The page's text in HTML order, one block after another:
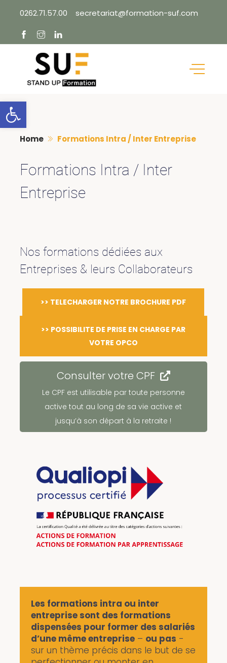
Ouvrir la barre d’outils
content
0262.71.57.00 secretariat@formation-suf.com
Home Formations Intra / Inter Entreprise
Formations Intra / Inter
Entreprise
Nos formations dédiées aux
Entreprises & leurs Collaborateurs
>> TELECHARGER NOTRE BROCHURE PDF
>> POSSIBILITE DE PRISE EN CHARGE PAR
VOTRE OPCO
Consulter votre CPF
Le CPF est utilisable par toute personne
active tout au long de sa vie active et
jusqu’à son départ à la retraite !
Les formations intra ou inter
entreprise sont des formations
dispensées pour former des salariés
d’une mêmeentreprise – ou pas -
sur un thème précis dans le but de se